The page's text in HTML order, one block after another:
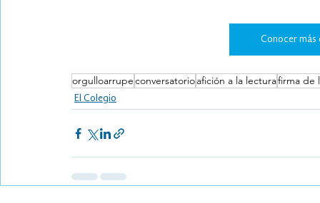
Conocer
orgulloarrupeconversatorioafición a la lecturafirma de
El Colegio